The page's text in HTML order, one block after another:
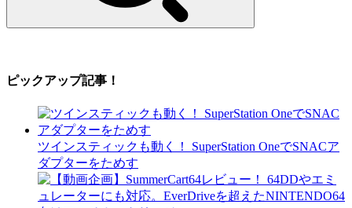
ピックアップ記事！
ツインスティックも動く！ SuperStation OneでSNACア
ダプターをためす